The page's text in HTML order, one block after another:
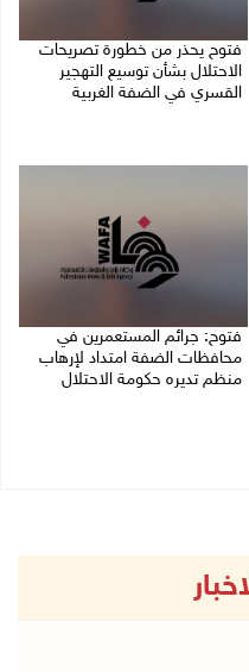
فتوح يحذر من خطورة تصريحات
الاحتلال بشأن توسيع التهجير
القسري في الضفة الغربية
فتوح: جرائم المستعمرين في
محافظات الضفة امتداد لإرهاب
منظم تديره حكومة الاحتلال